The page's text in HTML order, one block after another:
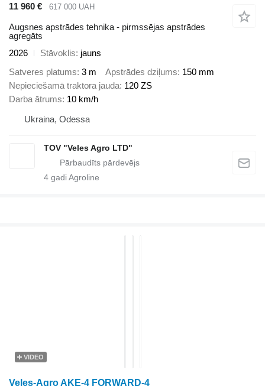
11 960 €
617 000 UAH
Augsnes apstrādes tehnika - pirmssējas apstrādes
agregāts
2026
Stāvoklis jauns
Satveres platums 3 m Apstrādes dziļums 150 mm
Nepieciešamā traktora jauda 120 ZS
Darba ātrums 10 km/h
Ukraina, Odessa
TOV "Veles Agro LTD"
4 gadi Agroline
VIDEO
Veles-Agro AKE-4 FORWARD-4